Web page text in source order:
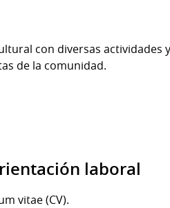
con diversas
de la comunidad.
laboral
vitae (CV).